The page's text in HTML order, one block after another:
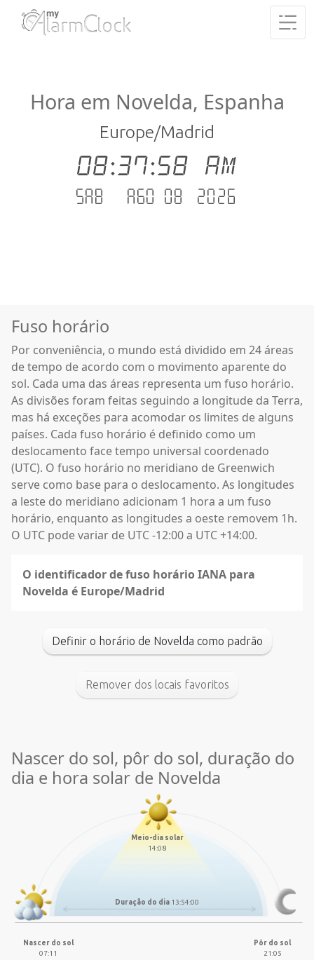
Hora em Novelda, Espanha
Europe/Madrid
08:37:59 AM
Sab - Ago 08 .2026
Fuso horário
Por conveniência, o mundo está dividido em 24 áreas
de tempo de acordo com o movimento aparente do
sol. Cada uma das áreas representa um fuso horário.
As divisões foram feitas seguindo a longitude da Terra,
mas há exceções para acomodar os limites de alguns
países. Cada fuso horário é definido como um
deslocamento face tempo universal coordenado
(UTC). O fuso horário no meridiano de Greenwich
serve como base para o deslocamento. As longitudes
a leste do meridiano adicionam 1 hora a um fuso
horário, enquanto as longitudes a oeste removem 1h.
O UTC pode variar de UTC -12:00 a UTC +14:00.
O identificador de fuso horário IANA para
Novelda é Europe/Madrid
Definir o horário de Novelda como padrão
Remover dos locais favoritos
Nascer do sol, pôr do sol, duração do
dia e hora solar de Novelda
Meio-dia solar
14:08
Duração do dia 13:54:00
Nascer do sol
07:11
Pôr do sol
21:05